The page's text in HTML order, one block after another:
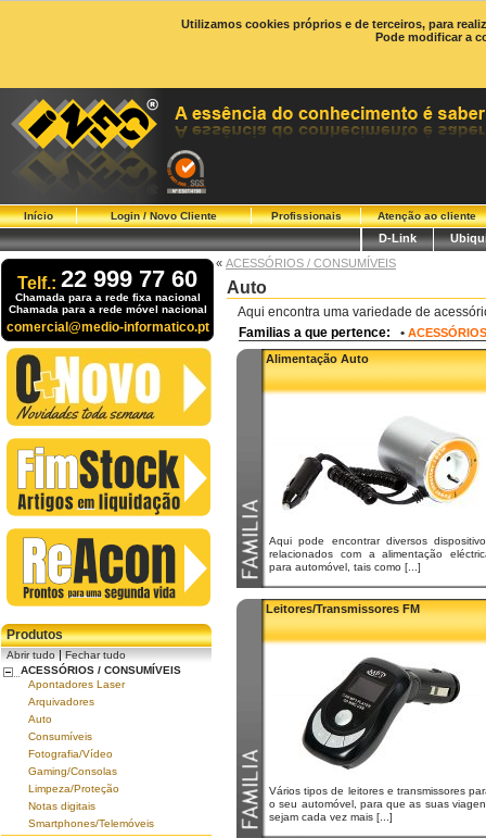
Utilizamos cookies próprios e de terceiros, para
Pode modificar a
Início Login / Novo Cliente Profissionais Atenção ao cliente
D-Link
Telf.: 22 999 77 60
Chamada para a rede fixa nacional
Chamada para a rede móvel nacional
comercial@medio-informatico.pt
Produtos
Abrir tudo|Fechar tudo
ACESSÓRIOS / CONSUMÍVEIS
Apontadores Laser
Arquivadores
Auto
Consumíveis
Fotografia/Vídeo
Gaming/Consolas
Limpeza/Proteção
Notas digitais
Smartphones/Telemóveis
« ACESSÓRIOS / CONSUMÍVEIS
Auto
Aqui encontra uma variedade de
Familias a que pertence: •
Alimentação Auto
Aqui pode encontrar diversos
relacionados com a alimentação
para automóvel, tais como [...]
Leitores/Transmissores FM
Vários tipos de leitores e transmissores
o seu automóvel, para que as suas
sejam cada vez mais [...]